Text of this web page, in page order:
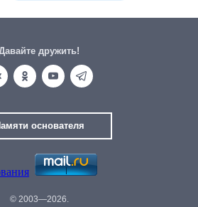
дружить!
основателя
© 2003—2026.